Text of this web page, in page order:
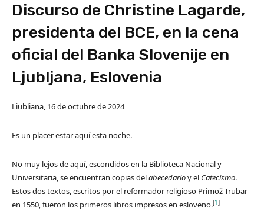
Discurso de Christine Lagarde,
presidenta del BCE, en la cena
oficial del Banka Slovenije en
Ljubljana, Eslovenia
Liubliana, 16 de octubre de 2024
Es un placer estar aquí esta noche.
No muy lejos de aquí, escondidos en la Biblioteca Nacional y
Universitaria, se encuentran copias delabecedarioy el Catecismo.
Estos dos textos, escritos por el reformador religioso Primož Trubar
en 1550, fueron los primeros libros impresos en esloveno.[1 ]